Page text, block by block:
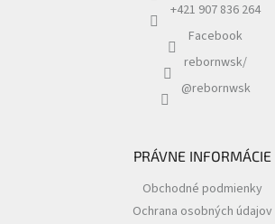
+421 907 836 264
Facebook
rebornwsk/
@rebornwsk
PRÁVNE INFORMÁCIE
Obchodné podmienky
Ochrana osobných údajov